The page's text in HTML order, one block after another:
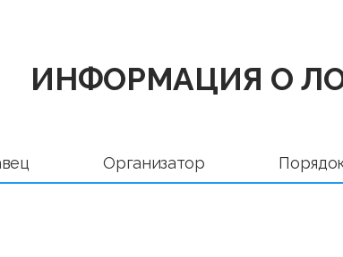
ИНФОРМАЦИЯ О
Организатор